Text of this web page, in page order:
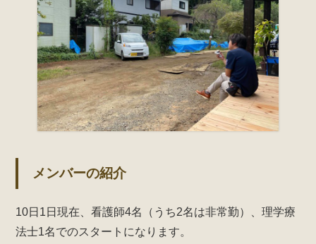
メンバーの紹介
10日1日現在、看護師4名（うち2名は非常勤）、理学療
法士1名でのスタートになります。